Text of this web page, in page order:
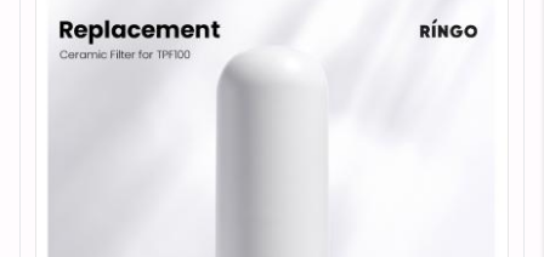
Digital Audio Out Front Speaker : 2 x 12W,
Bluetooth 5.1, Dobly Audio
Other Function DVB-T/T2, HDR 10, Brightness